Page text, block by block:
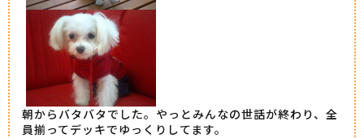
朝からバタバタでした。やっとみんなの世話が終わり、全
員揃ってデッキでゆっくりしてます。